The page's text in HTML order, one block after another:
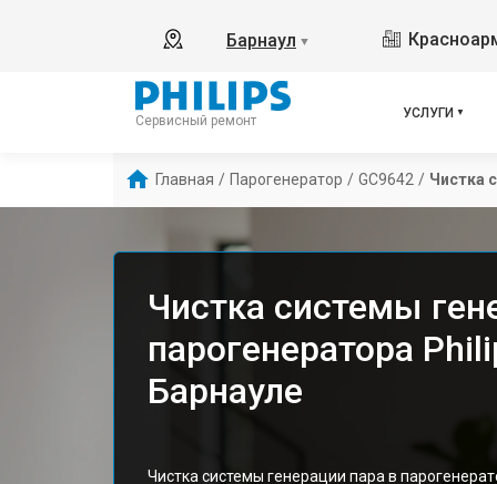
Барнаул ▼
Сервисный ремонт
УСЛУГИ
Главная / Парогенератор / GC9642 / Чистка
Чистка системы
парогенератора
Барнауле
Чистка системы генерации пара в